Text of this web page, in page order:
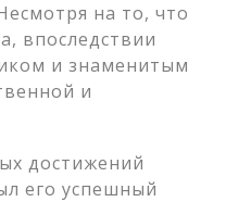
на то, что
впоследствии
и знаменитым
и
достижений
его успешный